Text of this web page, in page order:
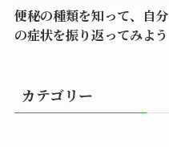
便秘の種類を知って、自分
の症状を振り返ってみよう
カテゴリー